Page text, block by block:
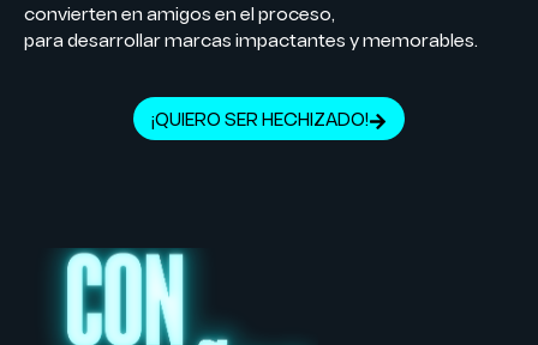
convierten en amigos en el proceso,
para desarrollar marcas impactantes y memorables.
¡QUIERO SER HECHIZADO!